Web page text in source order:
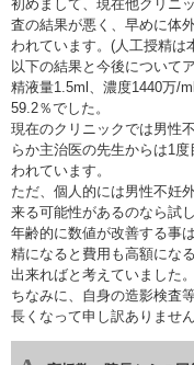
初めまして、現在他クリニ
査の結果が悪く、早めに体
われています。(人工授精は
以下の結果と今後について
精液量1.5ml、濃度1440万/
59.2％でした。
現在のクリニックでは男性
らか主治医の先生からは1
われています。
ただ、個人的には男性不妊
来る可能性があるのなら試
年齢的に数値が改善する事
精になると費用も高額にな
出来ればと考えていました。
ちなみに、自身の造影検査
長くなって申し訳ありませ